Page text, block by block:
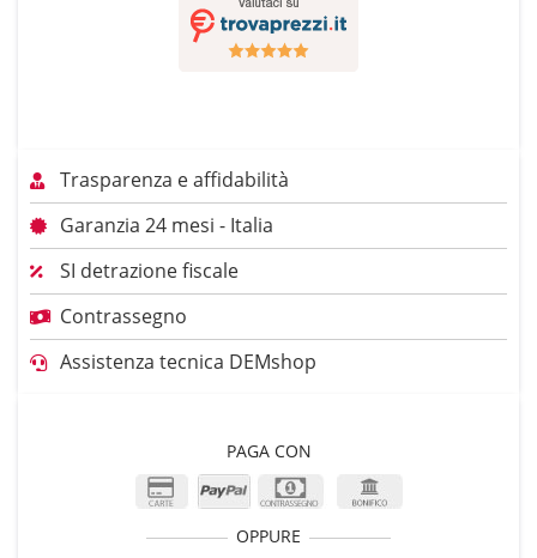
Trasparenza e affidabilità
Garanzia 24 mesi - Italia
SI detrazione fiscale
Contrassegno
Assistenza tecnica DEMshop
PAGA CON
OPPURE